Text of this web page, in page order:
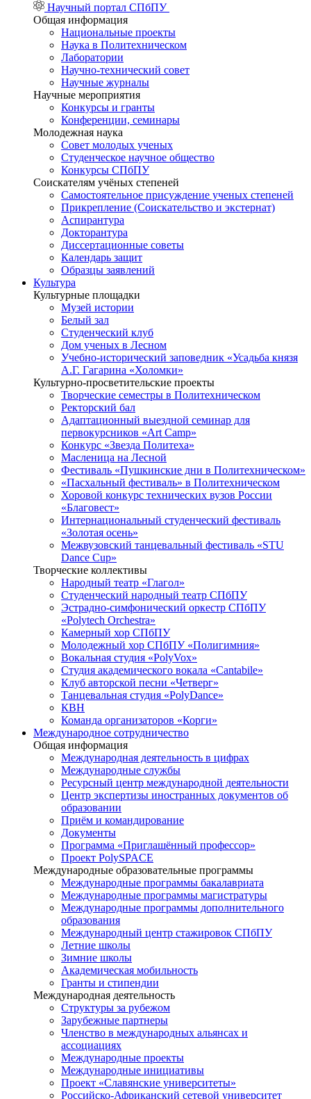
Научный портал СПбПУ
Общая информация
Национальные проекты
Наука в Политехническом
Лаборатории
Научно-технический совет
Научные журналы
Научные мероприятия
Конкурсы и гранты
Конференции, семинары
Молодежная наука
Совет молодых ученых
Студенческое научное общество
Конкурсы СПбПУ
Соискателям учёных степеней
Самостоятельное присуждение ученых степеней
Прикрепление (Соискательство и экстернат)
Аспирантура
Докторантура
Диссертационные советы
Календарь защит
Образцы заявлений
Культура
Культурные площадки
Музей истории
Белый зал
Студенческий клуб
Дом ученых в Лесном
Учебно-исторический заповедник «Усадьба князя
А.Г. Гагарина «Холомки»
Культурно-просветительские проекты
Творческие семестры в Политехническом
Ректорский бал
Адаптационный выездной семинар для
первокурсников «Art Camp»
Конкурс «Звезда Политеха»
Масленица на Лесной
Фестиваль «Пушкинские дни в Политехническом»
«Пасхальный фестиваль» в Политехническом
Хоровой конкурс технических вузов России
«Благовест»
Интернациональный студенческий фестиваль
«Золотая осень»
Межвузовский танцевальный фестиваль «STU
Dance Cup»
Творческие коллективы
Народный театр «Глагол»
Студенческий народный театр СПбПУ
Эстрадно-симфонический оркестр СПбПУ
«Polytech Orchestra»
Камерный хор СПбПУ
Молодежный хор СПбПУ «Полигимния»
Вокальная студия «PolyVox»
Студия академического вокала «Cantabile»
Клуб авторской песни «Четверг»
Танцевальная студия «PolyDance»
КВН
Команда организаторов «Корги»
Международное сотрудничество
Общая информация
Международная деятельность в цифрах
Международные службы
Ресурсный центр международной деятельности
Центр экспертизы иностранных документов об
образовании
Приём и командирование
Документы
Программа «Приглашённый профессор»
Проект PolySPACE
Международные образовательные программы
Международные программы бакалавриата
Международные программы магистратуры
Международные программы дополнительного
образования
Международный центр стажировок СПбПУ
Летние школы
Зимние школы
Академическая мобильность
Гранты и стипендии
Международная деятельность
Структуры за рубежом
Зарубежные партнеры
Членство в международных альянсах и
ассоциациях
Международные проекты
Международные инициативы
Проект «Славянские университеты»
Российско-Африканский сетевой университет